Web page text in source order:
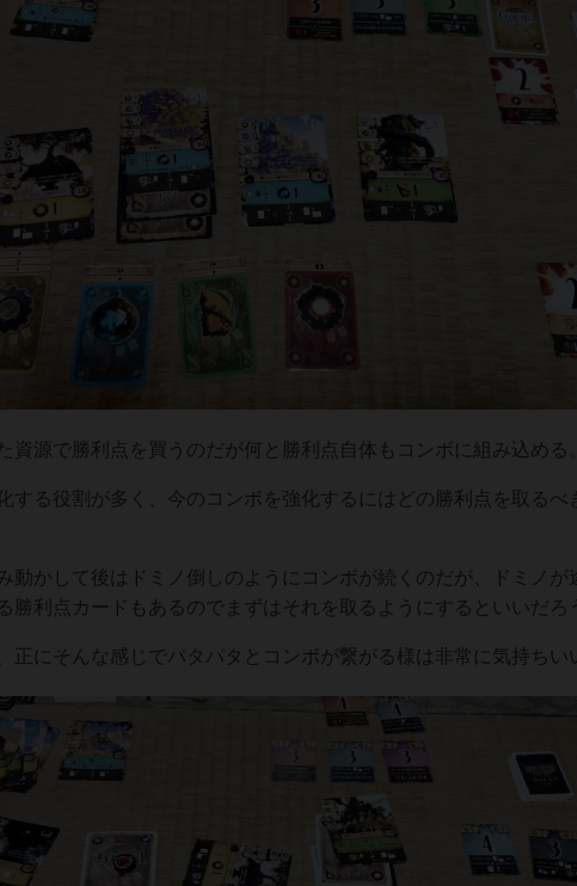
資源で勝利点を買うのだが何と勝利点自体もコンボに組み込める。
する役割が多く、今のコンボを強化するにはどの勝利点を取る
動かして後はドミノ倒しのようにコンボが続くのだが、ドミノが
勝利点カードもあるのでまずはそれを取るようにするといいだろ
正にそんな感じでパタパタとコンボが繋がる様は非常に気持ちい